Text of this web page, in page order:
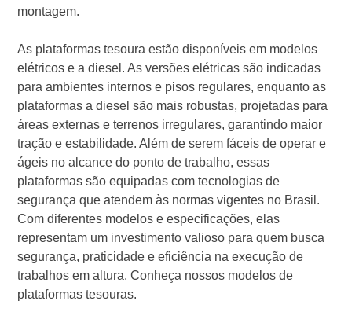
montagem.
As plataformas tesoura estão disponíveis em modelos
elétricos e a diesel. As versões elétricas são indicadas
para ambientes internos e pisos regulares, enquanto as
plataformas a diesel são mais robustas, projetadas para
áreas externas e terrenos irregulares, garantindo maior
tração e estabilidade. Além de serem fáceis de operar e
ágeis no alcance do ponto de trabalho, essas
plataformas são equipadas com tecnologias de
segurança que atendem às normas vigentes no Brasil.
Com diferentes modelos e especificações, elas
representam um investimento valioso para quem busca
segurança, praticidade e eficiência na execução de
trabalhos em altura. Conheça nossos modelos de
plataformas tesouras.